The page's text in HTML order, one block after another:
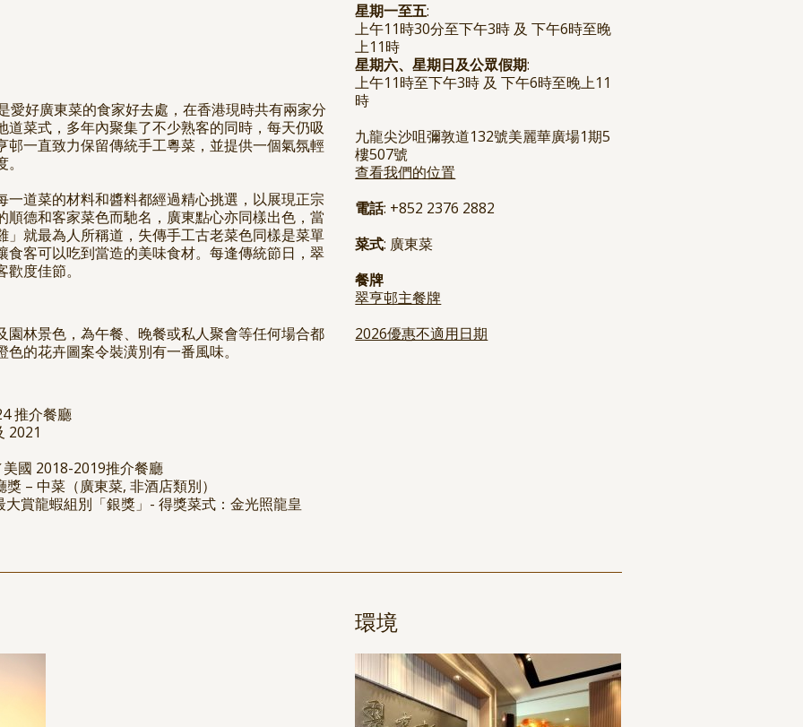
愛好廣東菜的食家好去處，在香港現時共有兩家分
菜式，多年內聚集了不少熟客的同時，每天仍吸
一直致力保留傳統手工粵菜，並提供一個氣氛輕
一道菜的材料和醬料都經過精心挑選，以展現正宗
德和客家菜色而馳名，廣東點心亦同樣出色，當
」就最為人所稱道，失傳手工古老菜色同樣是菜單
食客可以吃到當造的美味食材。每逢傳統節日，翠
度佳節。
園林景色，為午餐、晚餐或私人聚會等任何場合都
的花卉圖案令裝潢別有一番風味。
推介餐廳
2021
國 2018-2019推介餐廳
– 中菜（廣東菜, 非酒店類別）
賞龍蝦組別「銀獎」- 得獎菜式：金光照龍皇
星期一至五:
上午11時30分至下午3時 及 下午6時至晚
上11時
星期六、星期日及公眾假期:
上午11時至下午3時 及 下午6時至晚上11
時
九龍尖沙咀彌敦道132號美麗華廣場1期5
樓507號
查看我們的位置
電話: +852 2376 2882
菜式: 廣東菜
餐牌
翠亨邨主餐牌
2026優惠不適用日期
環境